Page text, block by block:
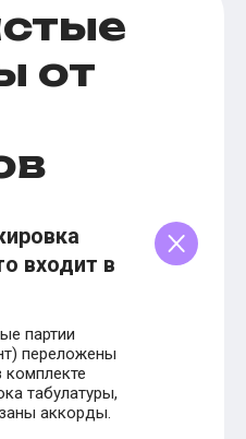
от
входит в
партии
переложены
комплекте
табулатуры,
аккорды.